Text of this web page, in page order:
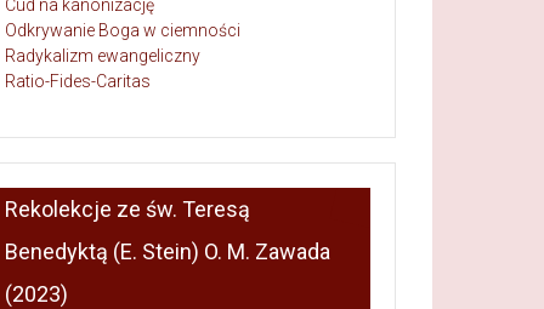
Cud na kanonizację
Odkrywanie Boga w ciemności
Radykalizm ewangeliczny
Ratio-Fides-Caritas
Rekolekcje ze św. Teresą
Benedyktą (E. Stein) O. M. Zawada
(2023)